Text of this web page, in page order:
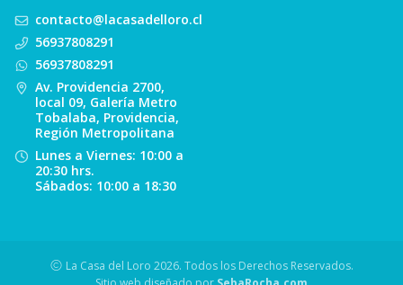
contacto@lacasadelloro.cl
56937808291
56937808291
Av. Providencia 2700,
local 09, Galería Metro
Tobalaba, Providencia,
Región Metropolitana
Lunes a Viernes: 10:00 a
20:30 hrs.
Sábados: 10:00 a 18:30
La Casa del Loro 2026. Todos los Derechos Reservados.